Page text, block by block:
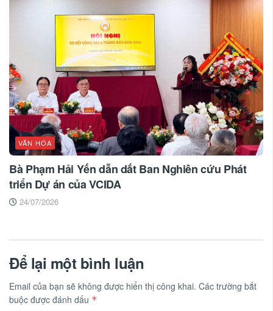
VĂN HÓA
Bà Phạm Hải Yến dẫn dắt Ban Nghiên cứu Phát
triển Dự án của VCIDA
24/07/2026
Để lại một bình luận
Email của bạn sẽ không được hiển thị công khai. Các trường bắt
buộc được đánh dấu *